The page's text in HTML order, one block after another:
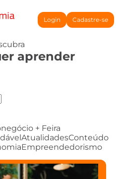
Login Cadastre-se
aprender
+ Feira
AtualidadesConteúdo
Empreendedorismo